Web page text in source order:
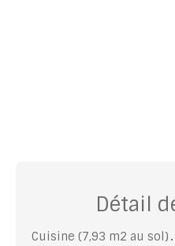
Détail
Cuisine (7,93 m2 au sol)